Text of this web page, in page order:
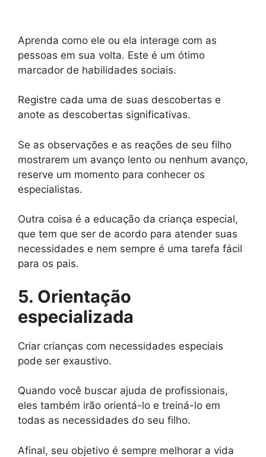
Aprenda como ele ou ela interage com as
pessoas em sua volta. Este é um ótimo
marcador de habilidades sociais.
Registre cada uma de suas descobertas e
anote as descobertas significativas.
Se as observações e as reações de seu filho
mostrarem um avanço lento ou nenhum avanço,
reserve um momento para conhecer os
especialistas.
Outra coisa é a educação da criança especial,
que tem que ser de acordo para atender suas
necessidades e nem sempre é uma tarefa fácil
para os pais.
5. Orientação
especializada
Criar crianças com necessidades especiais
pode ser exaustivo.
Quando você buscar ajuda de profissionais,
eles também irão orientá-lo e treiná-lo em
todas as necessidades do seu filho.
Afinal, seu objetivo é sempre melhorar a vida